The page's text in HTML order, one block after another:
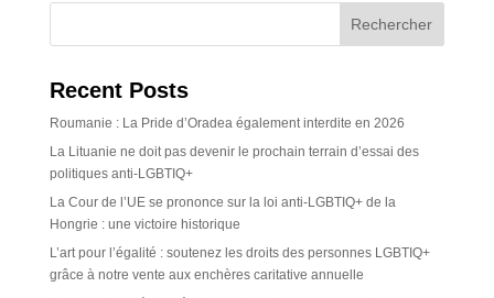
Recent Posts
Roumanie : La Pride d’Oradea également interdite en 2026
La Lituanie ne doit pas devenir le prochain terrain d’essai des
politiques anti-LGBTIQ+
La Cour de l’UE se prononce sur la loi anti-LGBTIQ+ de la
Hongrie : une victoire historique
L’art pour l’égalité : soutenez les droits des personnes LGBTIQ+
grâce à notre vente aux enchères caritative annuelle